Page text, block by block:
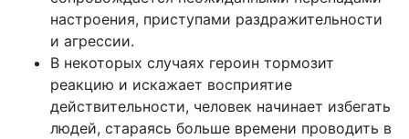
настроения, приступами раздражительности
и агрессии.
В некоторых случаях героин тормозит
реакцию и искажает восприятие
действительности, человек начинает избегать
людей, стараясь больше времени проводить в